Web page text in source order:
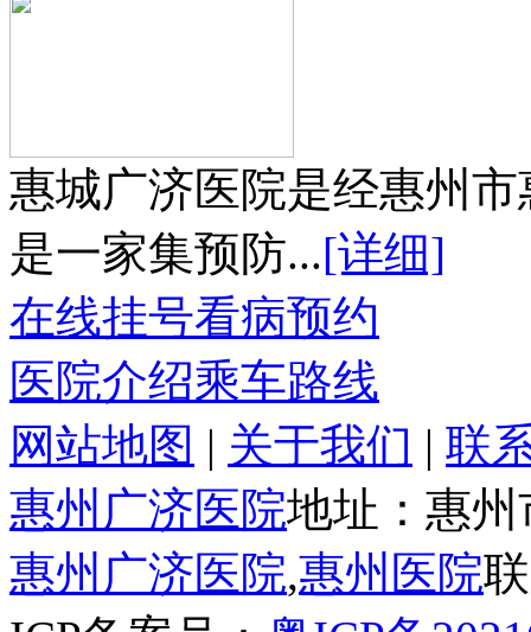
惠城广济医院是经惠州
是一家集预防...[详细]
在线挂号看病预约
医院介绍乘车路线
网站地图 | 关于我们 | 联
惠州广济医院地址：惠
惠州广济医院,惠州医院